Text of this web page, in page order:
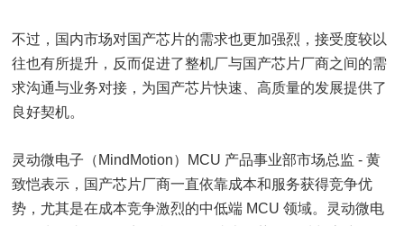
不过，国内市场对国产芯片的需求也更加强烈，接受度较以
往也有所提升，反而促进了整机厂与国产芯片厂商之间的需
求沟通与业务对接，为国产芯片快速、高质量的发展提供了
良好契机。
灵动微电子（MindMotion）MCU 产品事业部市场总监 - 黄
致恺表示，国产芯片厂商一直依靠成本和服务获得竞争优
势，尤其是在成本竞争激烈的中低端 MCU 领域。灵动微电